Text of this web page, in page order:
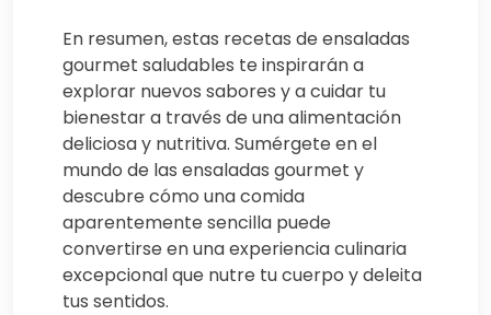
En resumen, estas recetas de ensaladas
gourmet saludables te inspirarán a
explorar nuevos sabores y a cuidar tu
bienestar a través de una alimentación
deliciosa y nutritiva. Sumérgete en el
mundo de las ensaladas gourmet y
descubre cómo una comida
aparentemente sencilla puede
convertirse en una experiencia culinaria
excepcional que nutre tu cuerpo y deleita
tus sentidos.